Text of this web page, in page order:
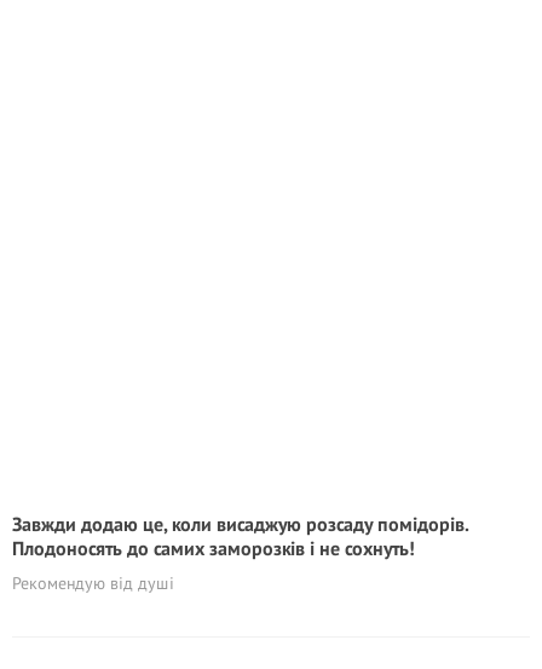
Завжди додаю це, коли висаджую розсаду помідорів.
Плодоносять до самих заморозків і не сохнуть!
Рекомендую від душі